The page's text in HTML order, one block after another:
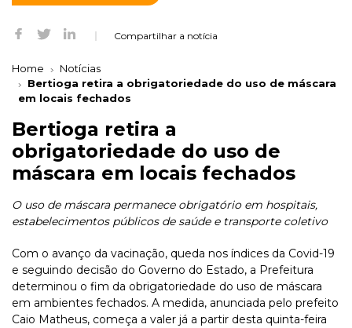
Compartilhar a notícia
Home
Notícias
Bertioga retira a obrigatoriedade do uso de máscara
em locais fechados
Bertioga retira a
obrigatoriedade do uso de
máscara em locais fechados
O uso de máscara permanece obrigatório em hospitais,
estabelecimentos públicos de saúde e transporte coletivo
Com o avanço da vacinação, queda nos índices da Covid-19
e seguindo decisão do Governo do Estado, a Prefeitura
determinou o fim da obrigatoriedade do uso de máscara
em ambientes fechados. A medida, anunciada pelo prefeito
Caio Matheus, começa a valer já a partir desta quinta-feira